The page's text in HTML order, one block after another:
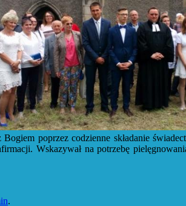
poprzez codzienne składanie
Wskazywał na potrzebę
.